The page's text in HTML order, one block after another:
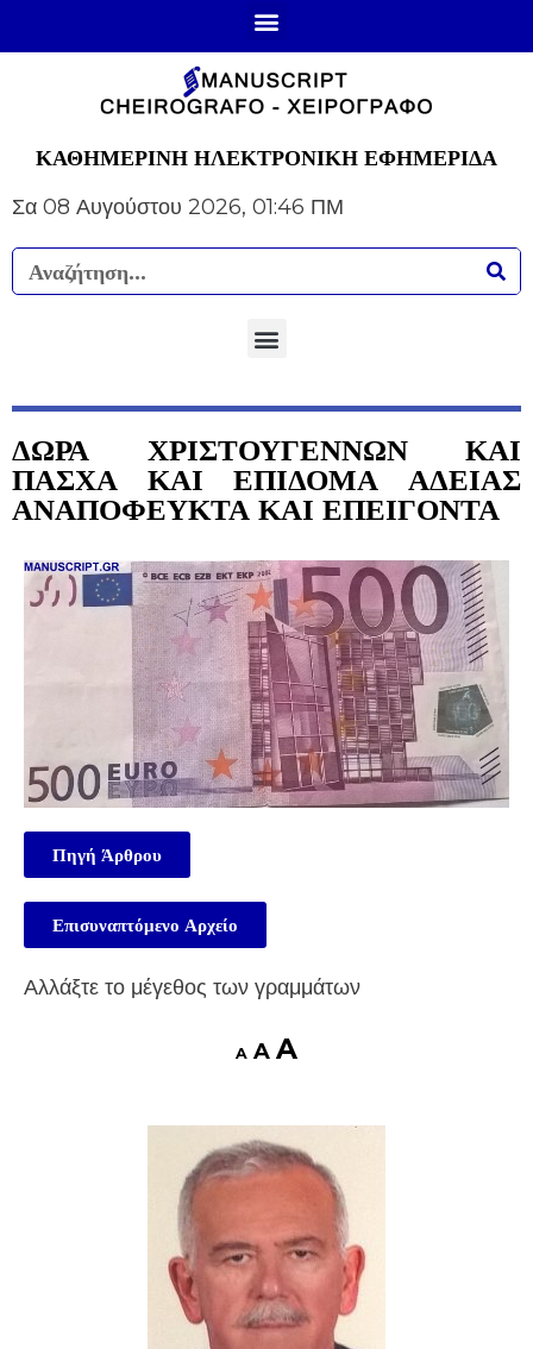
ΚΑΘΗΜΕΡΙΝΗ ΗΛΕΚΤΡΟΝΙΚΗ ΕΦΗΜΕΡΙΔΑ
Σα 08 Αυγούστου 2026, 01:46 ΠΜ
ΔΩΡΑ ΧΡΙΣΤΟΥΓΕΝΝΩΝ ΚΑΙ
ΠΑΣΧΑ ΚΑΙ ΕΠΙΔΟΜΑ ΑΔΕΙΑΣ
ΑΝΑΠΟΦΕΥΚΤΑ ΚΑΙ ΕΠΕΙΓΟΝΤΑ
Πηγή Άρθρου
Επισυναπτόμενο Αρχείο
Αλλάξτε το μέγεθος των γραμμάτων
A A A